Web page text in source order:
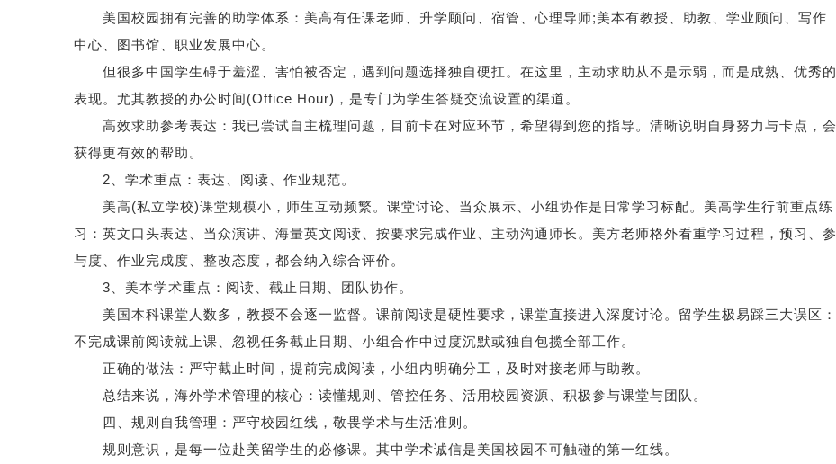
美国校园拥有完善的助学体系：美高有任课老师、升学顾问、宿管、心理导师;美本有教授、助教、学业顾问、写作
中心、图书馆、职业发展中心。
但很多中国学生碍于羞涩、害怕被否定，遇到问题选择独自硬扛。在这里，主动求助从不是示弱，而是成熟、优秀的
表现。尤其教授的办公时间(Office Hour)，是专门为学生答疑交流设置的渠道。
高效求助参考表达：我已尝试自主梳理问题，目前卡在对应环节，希望得到您的指导。清晰说明自身努力与卡点，会
获得更有效的帮助。
2、学术重点：表达、阅读、作业规范。
美高(私立学校)课堂规模小，师生互动频繁。课堂讨论、当众展示、小组协作是日常学习标配。美高学生行前重点练
习：英文口头表达、当众演讲、海量英文阅读、按要求完成作业、主动沟通师长。美方老师格外看重学习过程，预习、参
与度、作业完成度、整改态度，都会纳入综合评价。
3、美本学术重点：阅读、截止日期、团队协作。
美国本科课堂人数多，教授不会逐一监督。课前阅读是硬性要求，课堂直接进入深度讨论。留学生极易踩三大误区：
不完成课前阅读就上课、忽视任务截止日期、小组合作中过度沉默或独自包揽全部工作。
正确的做法：严守截止时间，提前完成阅读，小组内明确分工，及时对接老师与助教。
总结来说，海外学术管理的核心：读懂规则、管控任务、活用校园资源、积极参与课堂与团队。
四、规则自我管理：严守校园红线，敬畏学术与生活准则。
规则意识，是每一位赴美留学生的必修课。其中学术诚信是美国校园不可触碰的第一红线。